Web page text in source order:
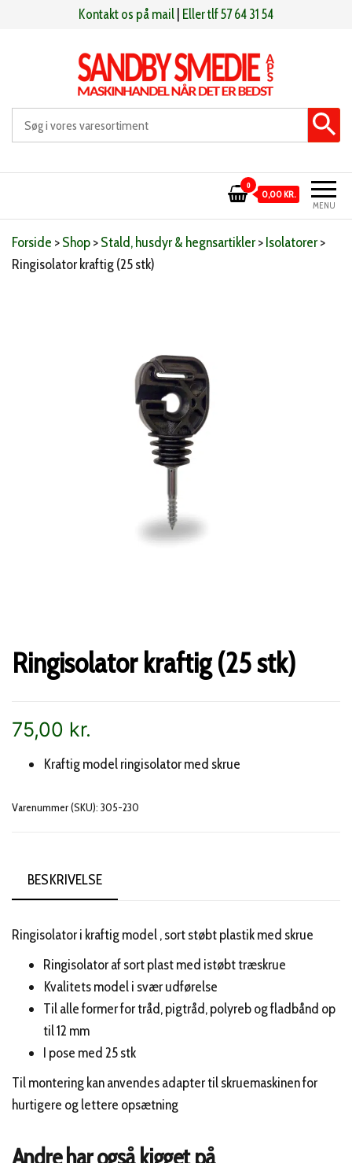
Kontakt os på mail Eller tlf 57 64 31 54
Sandby smeden Maskinhandel når det er bedst
MENU
0
0,00 KR.
Forside >Shop>Stald, husdyr & hegnsartikler>Isolatorer>
Ringisolator kraftig (25 stk)
Ringisolator kraftig (25 stk)
75,00 kr.
Kraftig model ringisolator med skrue
Varenummer (SKU): 305-230
BESKRIVELSE
Ringisolator i kraftig model , sort støbt plastik med skrue
Ringisolator af sort plast med istøbt træskrue
Kvalitets model i svær udførelse
Til alle former for tråd, pigtråd, polyreb og fladbånd op
til 12 mm
I pose med 25 stk
Til montering kan anvendes adapter til skruemaskinen for
hurtigere og lettere opsætning